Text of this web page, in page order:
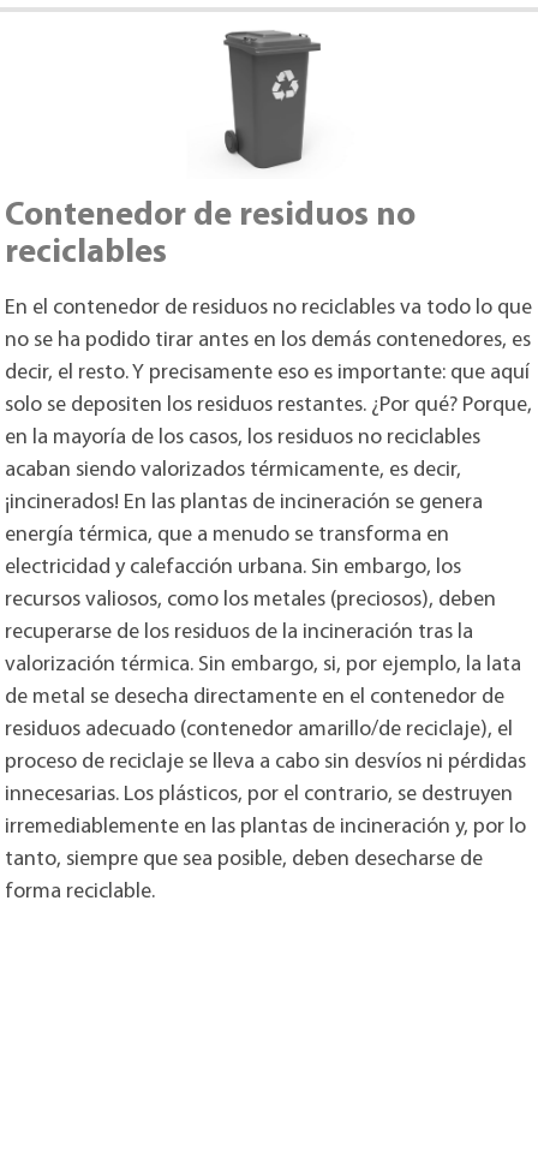
Contenedor de residuos no
reciclables
En el contenedor de residuos no reciclables va todo lo que
no se ha podido tirar antes en los demás contenedores, es
decir, el resto. Y precisamente eso es importante: que aquí
solo se depositen los residuos restantes. ¿Por qué? Porque,
en la mayoría de los casos, los residuos no reciclables
acaban siendo valorizados térmicamente, es decir,
¡incinerados! En las plantas de incineración se genera
energía térmica, que a menudo se transforma en
electricidad y calefacción urbana. Sin embargo, los
recursos valiosos, como los metales (preciosos), deben
recuperarse de los residuos de la incineración tras la
valorización térmica. Sin embargo, si, por ejemplo, la lata
de metal se desecha directamente en el contenedor de
residuos adecuado (contenedor amarillo/de reciclaje), el
proceso de reciclaje se lleva a cabo sin desvíos ni pérdidas
innecesarias. Los plásticos, por el contrario, se destruyen
irremediablemente en las plantas de incineración y, por lo
tanto, siempre que sea posible, deben desecharse de
forma reciclable.